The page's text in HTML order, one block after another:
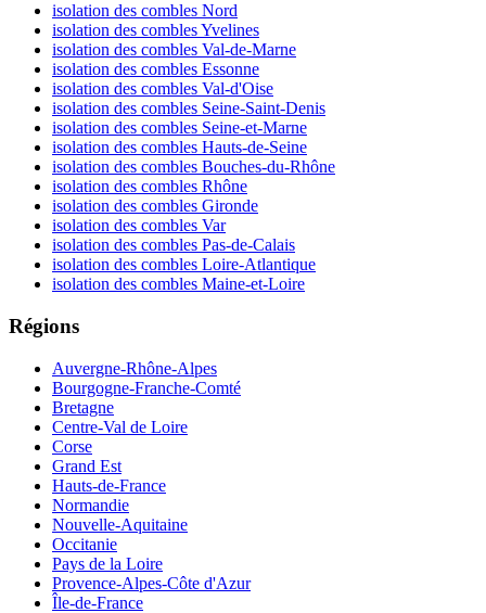
isolation des combles Nord
isolation des combles Yvelines
isolation des combles Val-de-Marne
isolation des combles Essonne
isolation des combles Val-d'Oise
isolation des combles Seine-Saint-Denis
isolation des combles Seine-et-Marne
isolation des combles Hauts-de-Seine
isolation des combles Bouches-du-Rhône
isolation des combles Rhône
isolation des combles Gironde
isolation des combles Var
isolation des combles Pas-de-Calais
isolation des combles Loire-Atlantique
isolation des combles Maine-et-Loire
Régions
Auvergne-Rhône-Alpes
Bourgogne-Franche-Comté
Bretagne
Centre-Val de Loire
Corse
Grand Est
Hauts-de-France
Normandie
Nouvelle-Aquitaine
Occitanie
Pays de la Loire
Provence-Alpes-Côte d'Azur
Île-de-France